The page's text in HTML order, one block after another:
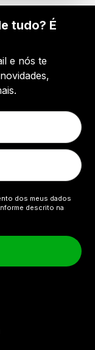
tudo? É
e nós te
dos meus dados
descrito na